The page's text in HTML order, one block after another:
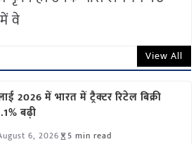
वे
View All
2026 में भारत में ट्रैक्टर रिटेल बिक्री
बढ़ी
6, 2026 5 min read